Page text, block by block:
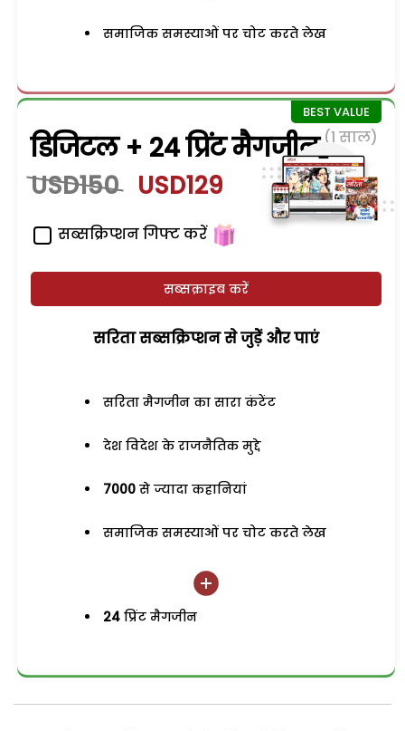
समाजिक समस्याओं पर चोट करते लेख
डिजिटल + 24 प्रिंट मैगजीन (1 साल)
USD150 USD129
सब्सक्रिप्शन गिफ्ट करें
सब्सक्राइब करें
सरिता सब्सक्रिप्शन से जुड़ेें और पाएं
सरिता मैगजीन का सारा कंटेंट
देश विदेश के राजनैतिक मुद्दे
7000 से ज्यादा कहानियां
समाजिक समस्याओं पर चोट करते लेख
24 प्रिंट मैगजीन